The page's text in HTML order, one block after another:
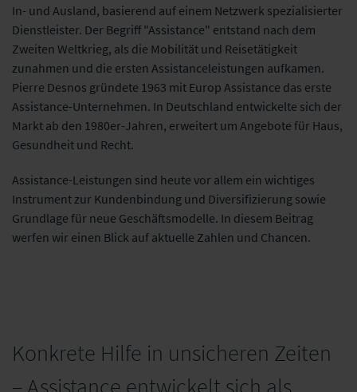
In- und Ausland, basierend auf einem Netzwerk spezialisierter
Dienstleister. Der Begriff "Assistance" entstand nach dem
Zweiten Weltkrieg, als die Mobilität und Reisetätigkeit
zunahmen und die ersten Assistanceleistungen aufkamen.
Pierre Desnos gründete 1963 mit Europ Assistance das erste
Assistance-Unternehmen. In Deutschland entwickelte sich der
Markt ab den 1980er-Jahren, erweitert um Angebote für Haus,
Gesundheit und Recht.
Assistance-Leistungen sind heute vor allem ein wichtiges
Instrument zur Kundenbindung und Diversifizierung sowie
Grundlage für neue Geschäftsmodelle. In diesem Beitrag
werfen wir einen Blick auf aktuelle Zahlen und Chancen.
Konkrete Hilfe in unsicheren Zeiten
– Assistance entwickelt sich als